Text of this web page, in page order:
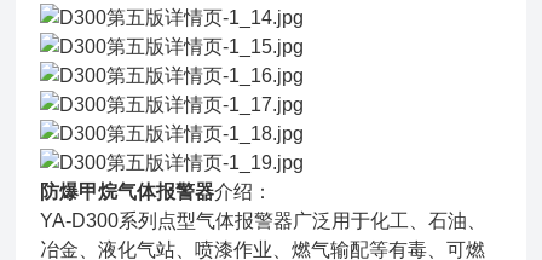
防爆甲烷气体报警器介绍：
YA-D300系列点型气体报警器广泛用于化工、石油、
冶金、液化气站、喷漆作业、燃气输配等有毒、可燃